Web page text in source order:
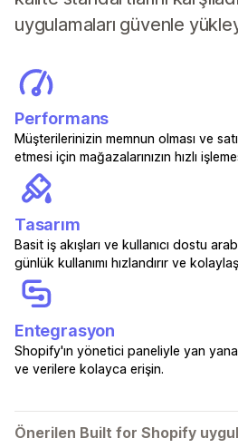
uygulamaları güvenle
Performans
Müşterilerinizin memnun olması ve
etmesi için mağazalarınızın hızlı
Tasarım
Basit iş akışları ve kullanıcı dostu
günlük kullanımı hızlandırır ve
Entegrasyon
Shopify'ın yönetici paneliyle yan
ve verilere kolayca erişin.
Önerilen Built for Shopify